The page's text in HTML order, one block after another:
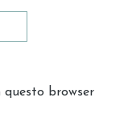
questo browser